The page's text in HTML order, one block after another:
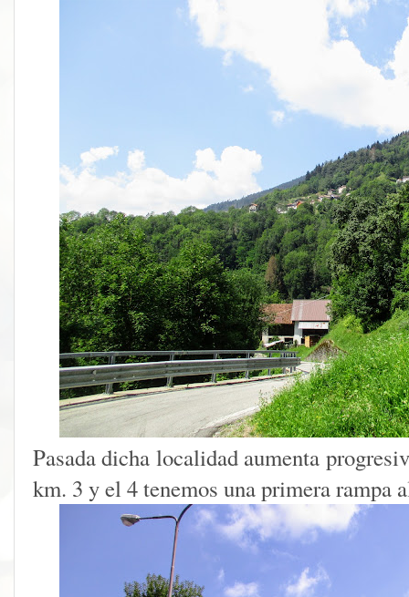
Pasada dicha localidad aumenta
km. 3 y el 4 tenemos una primera rampa